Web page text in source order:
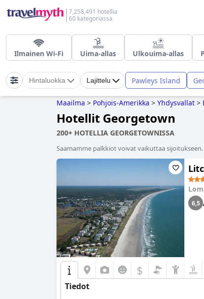
7,258,491 hotellia
60 kategoriassa
Ilmainen Wi-Fi Uima-allas Ulkouima-allas
Hintaluokka Lajittelu Pawleys Island
Maailma > Pohjois-Amerikka > Yhdysvallat >
Hotellit Georgetown
200+ HOTELLIA GEORGETOWNISSA
Saamamme palkkiot voivat vaikuttaa sijoitukseen.
6,5
$
Tiedot